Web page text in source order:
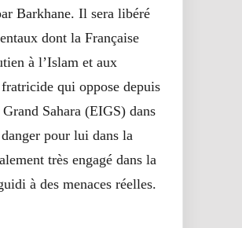
Barkhane. Il sera libéré
dont la Française
à l’Islam et aux
qui oppose depuis
Sahara (EIGS) dans
pour lui dans la
très engagé dans la
à des menaces réelles.